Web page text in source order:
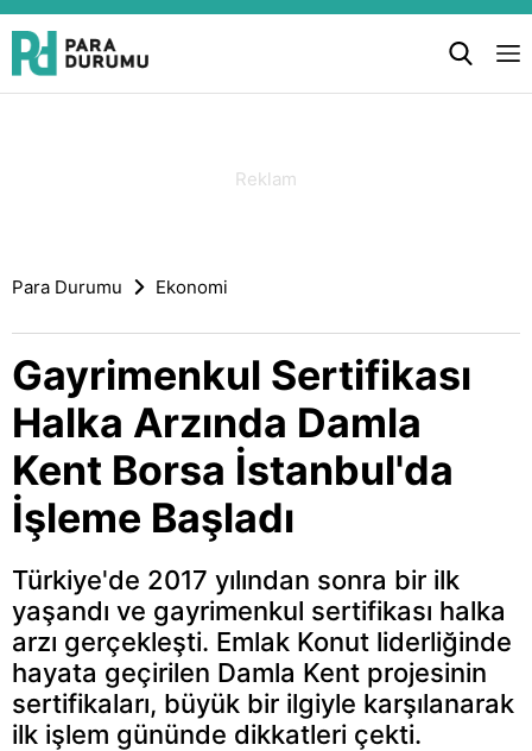
Para Durumu Ekonomi
Gayrimenkul Sertifikası
Halka Arzında Damla
Kent Borsa İstanbul'da
İşleme Başladı
Türkiye'de 2017 yılından sonra bir ilk
yaşandı ve gayrimenkul sertifikası halka
arzı gerçekleşti. Emlak Konut liderliğinde
hayata geçirilen Damla Kent projesinin
sertifikaları, büyük bir ilgiyle karşılanarak
ilk işlem gününde dikkatleri çekti.